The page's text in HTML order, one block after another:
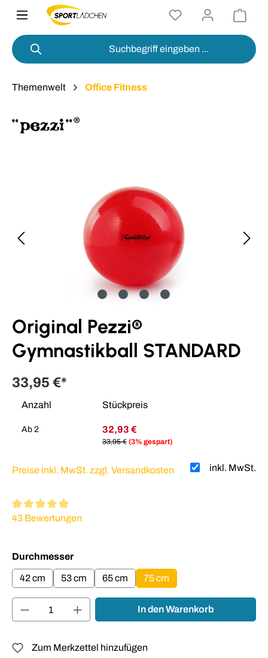
springen
Themenwelt Office Fitness
Original Pezzi®
Gymnastikball STANDARD
33,95 €*
Anzahl Stückpreis
Ab 2 32,93 €
33,95 € (3% gespart)
inkl. MwSt.
Preise inkl. MwSt. zzgl. Versandkosten
Durchschnittliche Bewertung von 4.88 von 5 Sternen
43 Bewertungen
Durchmesserauswählen
42 cm 53 cm 65 cm 75 cm
Produkt Anzahl: Gib den gewünschten
In den Warenkorb
Zum Merkzettel hinzufügen